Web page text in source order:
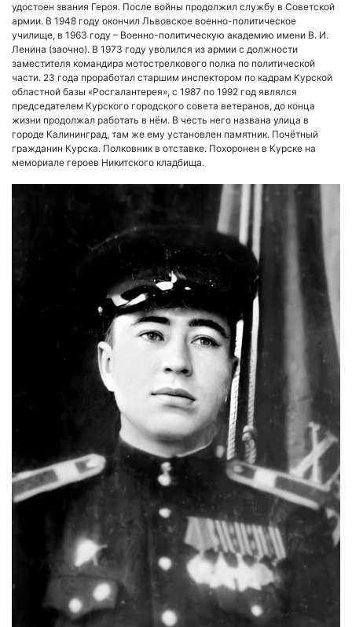
удостоен звания Героя. После войны продолжил службу в Советской
армии. В 1948 году окончил Львовское военно-политическое
училище, в 1963 году – Военно-политическую академию имени В. И.
Ленина (заочно). В 1973 году уволился из армии с должности
заместителя командира мотострелкового полка по политической
части. 23 года проработал старшим инспектором по кадрам Курской
областной базы «Росгалантерея», с 1987 по 1992 год являлся
председателем Курского городского совета ветеранов, до конца
жизни продолжал работать в нём. В честь него названа улица в
городе Калининград, там же ему установлен памятник. Почётный
гражданин Курска. Полковник в отставке. Похоронен в Курске на
мемориале героев Никитского кладбища.